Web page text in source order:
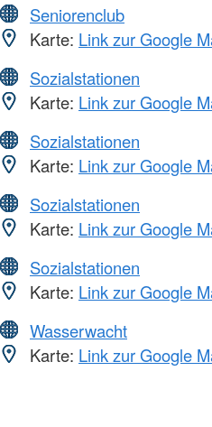
Seniorenclub
Karte: Link zur Google
Sozialstationen
Karte: Link zur Google
Sozialstationen
Karte: Link zur Google
Sozialstationen
Karte: Link zur Google
Sozialstationen
Karte: Link zur Google
Wasserwacht
Karte: Link zur Google